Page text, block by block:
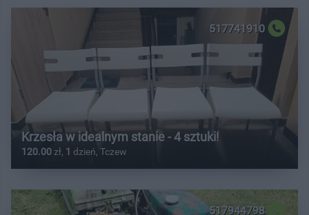
517741910
Krzesła w idealnym stanie - 4 sztuki!
120.00 zł, 1 dzień, Tczew
517944798